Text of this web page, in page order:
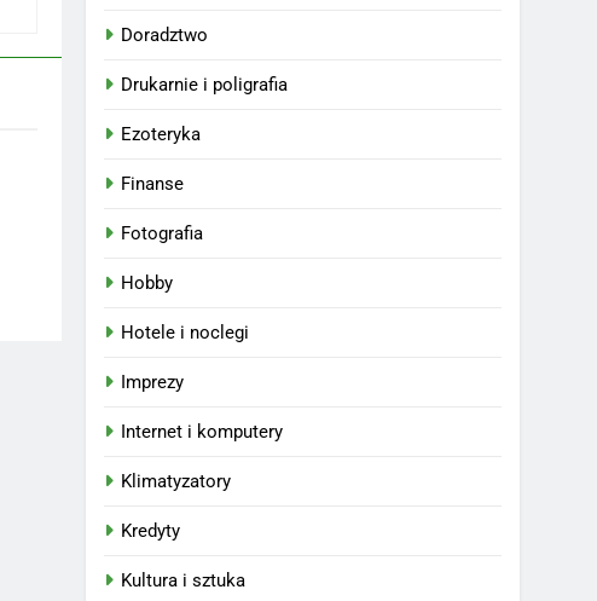
Doradztwo
Drukarnie i poligrafia
Ezoteryka
Finanse
Fotografia
Hobby
Hotele i noclegi
Imprezy
Internet i komputery
Klimatyzatory
Kredyty
Kultura i sztuka